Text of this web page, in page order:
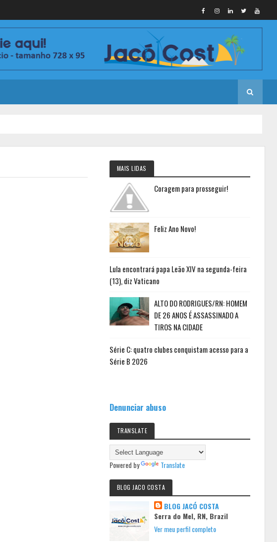
MAIS LIDAS
Coragem para prosseguir!
Feliz Ano Novo!
Lula encontrará papa Leão XIV na segunda-feira
(13), diz Vaticano
ALTO DO RODRIGUES/RN: HOMEM
DE 26 ANOS É ASSASSINADO A
TIROS NA CIDADE
Série C: quatro clubes conquistam acesso para a
Série B 2026
Denunciar abuso
TRANSLATE
Powered by Translate
BLOG JACO COSTA
BLOG JACÓ COSTA
Serra do Mel, RN, Brazil
Ver meu perfil completo